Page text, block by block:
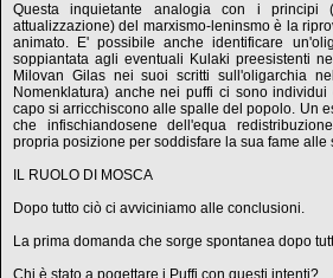
Questa inquietante analogia con i principi
attualizzazione) del marxismo-leninsmo è la
animato. E' possibile anche identificare
soppiantata agli eventuali Kulaki preesistenti
Milovan Gilas nei suoi scritti sull'oligarchia
Nomenklatura) anche nei puffi ci sono
capo si arricchiscono alle spalle del popolo. Un
che infischiandosene dell'equa
propria posizione per soddisfare la sua fame alle
IL RUOLO DI MOSCA
Dopo tutto ciò ci avviciniamo alle conclusioni.
La prima domanda che sorge spontanea dopo
Chi è stato a pogettare i Puffi con questi intenti?